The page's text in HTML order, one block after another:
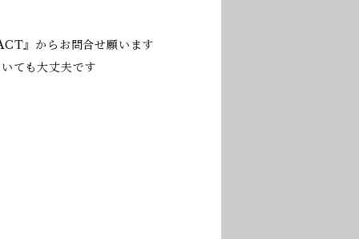
』からお問合せ願います
ても大丈夫です